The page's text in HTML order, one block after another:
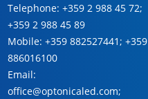
Telephone: +359 2 988 45 72;
+359 2 988 45 89
Mobile: +359 882527441 ; +359
886016100
Email:
office@optonicaled.com;